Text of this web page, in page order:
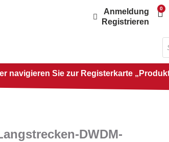
Anmeldung
Registrieren
0
navigieren Sie zur Registerkarte
DWDM-